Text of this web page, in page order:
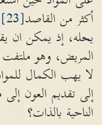
أكثر من القاصد[23]
يحله، إذ يمكن ان
المريض، وهو ملتفت
لا يهب الكمال
إلى تقديم العون
الناحية بالذات؟